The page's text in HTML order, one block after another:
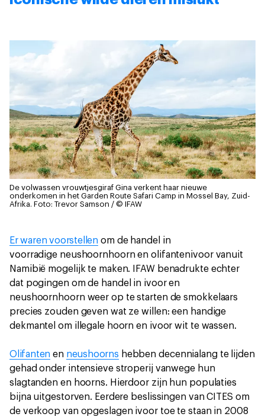
De volwassen vrouwtjesgiraf Gina verkent haar nieuwe
onderkomen in het Garden Route Safari Camp in Mossel Bay, Zuid-
Afrika. Foto: Trevor Samson / © IFAW
Er waren voorstellen om de handel in
voorradige neushoornhoorn en olifantenivoor vanuit
Namibië mogelijk te maken. IFAW benadrukte echter
dat pogingen om de handel in ivoor en
neushoornhoorn weer op te starten de smokkelaars
precies zouden geven wat ze willen: een handige
dekmantel om illegale hoorn en ivoor wit te wassen.
Olifanten en neushoorns hebben decennialang te lijden
gehad onder intensieve stroperij vanwege hun
slagtanden en hoorns. Hierdoor zijn hun populaties
bijna uitgestorven. Eerdere beslissingen van CITES om
de verkoop van opgeslagen ivoor toe te staan in 2008